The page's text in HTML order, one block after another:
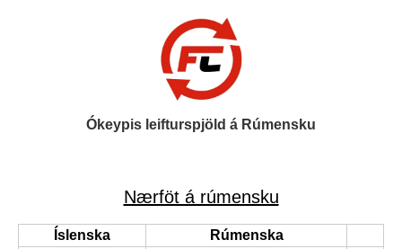
Ókeypis leifturspjöld á Rúmensku
Nærföt á rúmensku
Íslenska
Rúmenska